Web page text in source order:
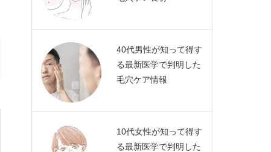
40代男性が知って得す
る最新医学で判明した
毛穴ケア情報
10代女性が知って得す
る最新医学で判明した